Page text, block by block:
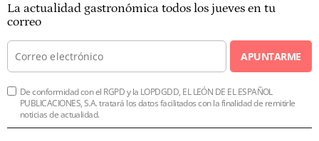
La actualidad gastronómica todos los jueves en tu
correo
APUNTARME
De conformidad con el RGPD y la LOPDGDD, EL LEÓN DE EL ESPAÑOL
PUBLICACIONES, S.A. tratará los datos facilitados con la finalidad de remitirle
noticias de actualidad.